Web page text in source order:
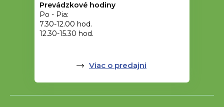
Prevádzkové hodiny
Po - Pia:
7.30-12.00 hod.
12.30-15.30 hod.
Viac o predajni